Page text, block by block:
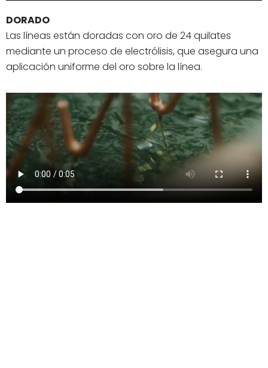
DORADO
Las líneas están doradas con oro de 24 quilates
mediante un proceso de electrólisis, que asegura una
aplicación uniforme del oro sobre la línea.